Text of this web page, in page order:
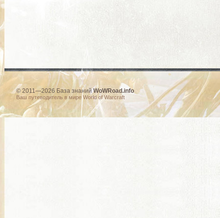
© 2011—2026 База знанийWoWRoad.info
Ваш путеводитель в мире World of Warcraft